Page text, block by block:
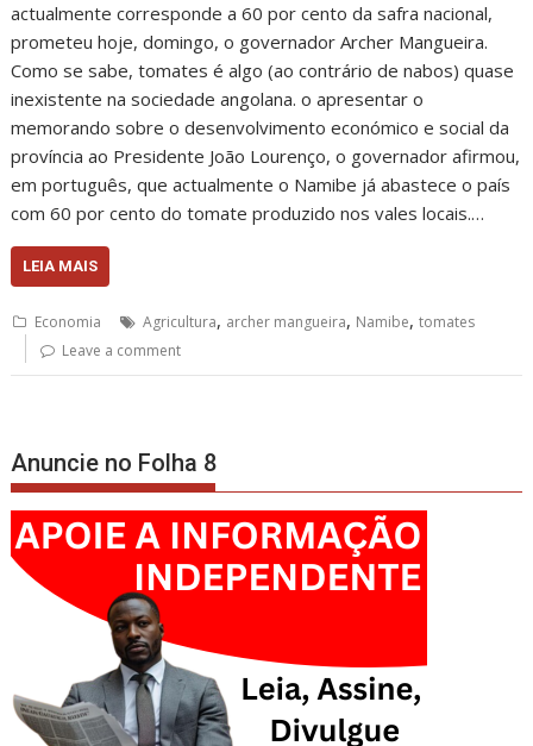
actualmente corresponde a 60 por cento da safra nacional,
prometeu hoje, domingo, o governador Archer Mangueira.
Como se sabe, tomates é algo (ao contrário de nabos) quase
inexistente na sociedade angolana. o apresentar o
memorando sobre o desenvolvimento económico e social da
província ao Presidente João Lourenço, o governador afirmou,
em português, que actualmente o Namibe já abastece o país
com 60 por cento do tomate produzido nos vales locais.…
LEIA MAIS
Economia Agricultura, archer mangueira, Namibe,tomates
Leave a comment
Anuncie no Folha 8